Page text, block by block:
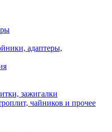
адаптеры,
зажигалки
чайников и прочее